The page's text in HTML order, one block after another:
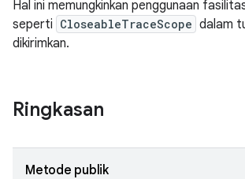
Hal ini memungkinkan penggunaan
seperti CloseableTraceScope dalam
dikirimkan.
Ringkasan
Metode publik